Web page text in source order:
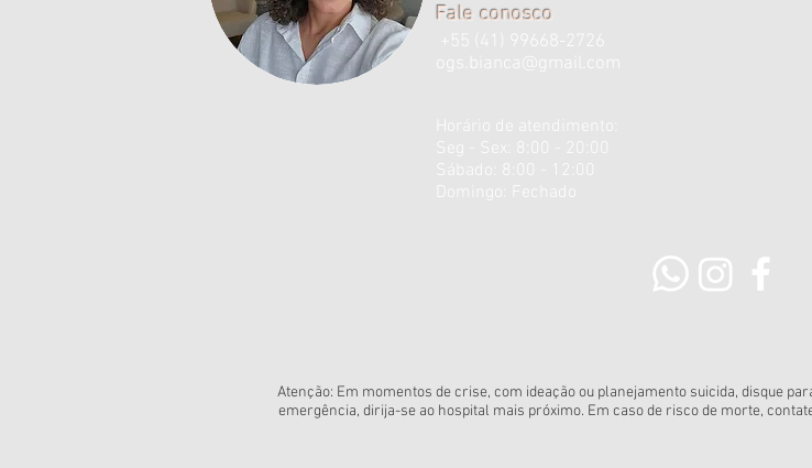
Fale conosco
+55 (41) 99668-2726
ogs.bianca@gmail.com
Horário de atendimento:
​​Sábado: 8:00 - 12:00 ​
Domingo: Fechado
Atenção: Em momentos de crise, com ideação ou planejamento suicida, disque
emergência, dirija-se ao hospital mais próximo. Em caso de risco de morte,